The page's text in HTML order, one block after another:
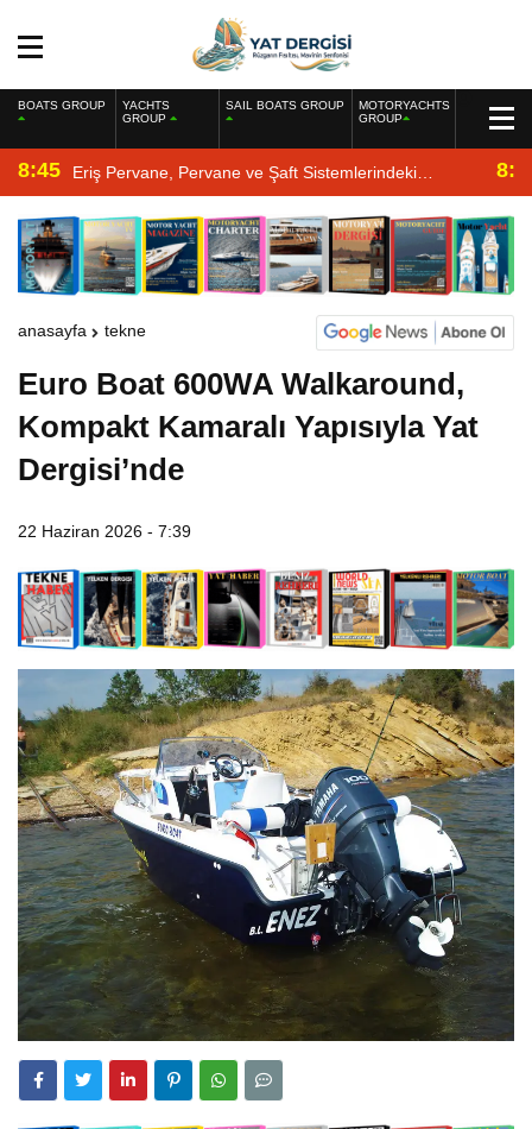
BOATS GROUP
YACHTS
GROUP
SAIL BOATS GROUP
MOTORYACHTS
GROUP
8:45 Eriş Pervane, Pervane ve Şaft Sistemlerindeki
Uzmanlığıyla Yat Dergisi’nde
anasayfa tekne
Euro Boat 600WA Walkaround,
Kompakt Kamaralı Yapısıyla Yat
Dergisi’nde
22 Haziran 2026 - 7:39